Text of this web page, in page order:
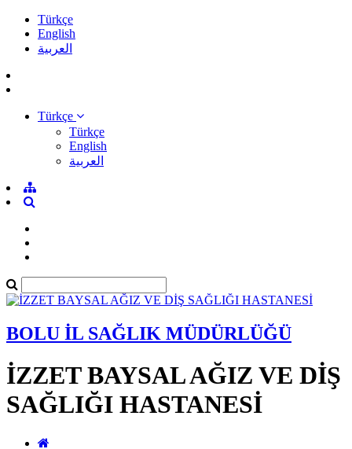
Türkçe
English
العربية
Türkçe
Türkçe
English
العربية
BOLU İL SAĞLIK MÜDÜRLÜĞÜ
İZZET BAYSAL AĞIZ VE DİŞ
SAĞLIĞI HASTANESİ